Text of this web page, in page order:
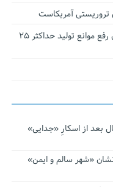
آمریکاست
سخنگوی کمیسیون اقتصادی مجلس: قانون رفع موانع تولید حداکثر ۲۵
همچنان در آیینه است/ ۱۴ سال بعد از اسکارِ «جدایی»
«شهر سالم و ایمن»